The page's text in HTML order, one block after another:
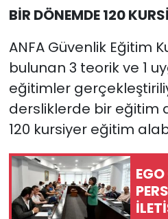
BİR DÖNEMDE 120
ANFA Güvenlik Eğitim
bulunan 3 teorik ve 1
eğitimler
dersliklerde bir eğitim
120 kursiyer eğitim